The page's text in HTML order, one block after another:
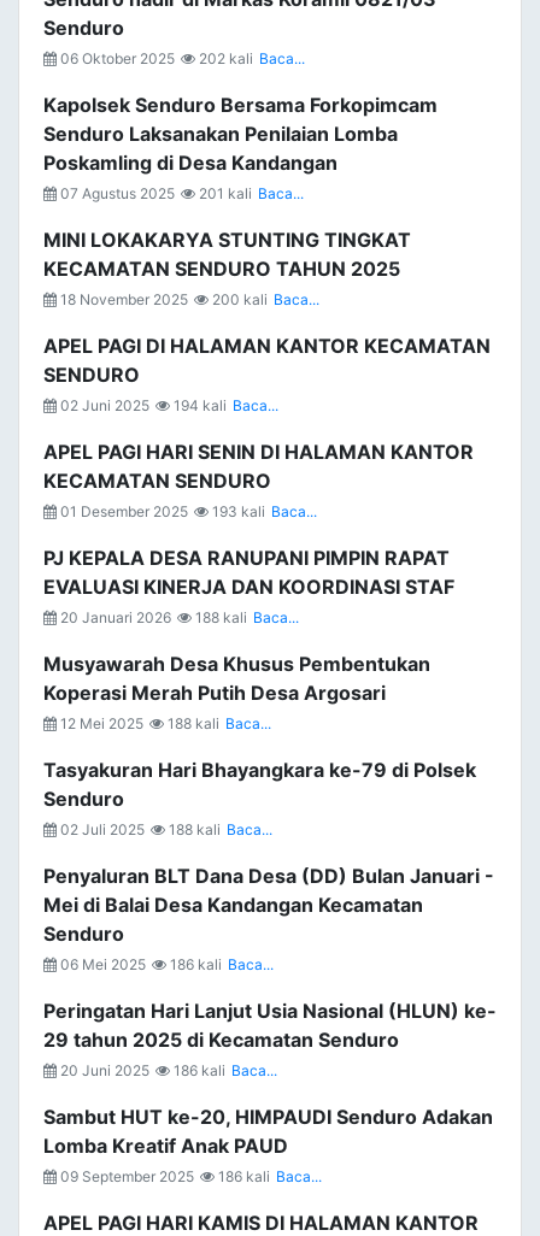
Senduro
06 Oktober 2025 202 kali Baca...
Kapolsek Senduro Bersama Forkopimcam
Senduro Laksanakan Penilaian Lomba
Poskamling di Desa Kandangan
07 Agustus 2025 201 kali Baca...
MINI LOKAKARYA STUNTING TINGKAT
KECAMATAN SENDURO TAHUN 2025
18 November 2025 200 kali Baca...
APEL PAGI DI HALAMAN KANTOR KECAMATAN
SENDURO
02 Juni 2025 194 kali Baca...
APEL PAGI HARI SENIN DI HALAMAN KANTOR
KECAMATAN SENDURO
01 Desember 2025 193 kali Baca...
PJ KEPALA DESA RANUPANI PIMPIN RAPAT
EVALUASI KINERJA DAN KOORDINASI STAF
20 Januari 2026 188 kali Baca...
Musyawarah Desa Khusus Pembentukan
Koperasi Merah Putih Desa Argosari
12 Mei 2025 188 kali Baca...
Tasyakuran Hari Bhayangkara ke-79 di Polsek
Senduro
02 Juli 2025 188 kali Baca...
Penyaluran BLT Dana Desa (DD) Bulan Januari -
Mei di Balai Desa Kandangan Kecamatan
Senduro
06 Mei 2025 186 kali Baca...
Peringatan Hari Lanjut Usia Nasional (HLUN) ke-
29 tahun 2025 di Kecamatan Senduro
20 Juni 2025 186 kali Baca...
Sambut HUT ke-20, HIMPAUDI Senduro Adakan
Lomba Kreatif Anak PAUD
09 September 2025 186 kali Baca...
APEL PAGI HARI KAMIS DI HALAMAN KANTOR